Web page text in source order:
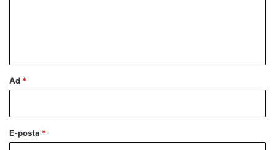
Ad *
E-posta *